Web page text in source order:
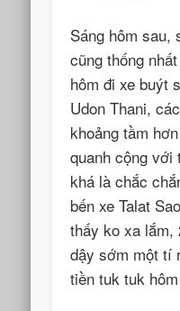
Sáng hôm sau,
cũng thống
hôm đi xe buýt
Udon Thani,
khoảng tầm
quanh cộng với
khá là chắc
bến xe Talat
thấy ko xa lắm,
dậy sớm một tí
tiền tuk tuk